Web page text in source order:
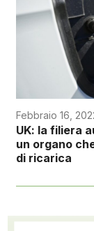
Febbraio 16,
UK: la filiera
un organo
di ricarica